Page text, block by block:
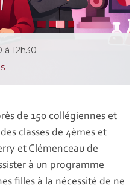
à 12h30
de 150 collégiennes et
classes de 4èmes et
et Clémenceau de
à un programme
filles à la nécessité de ne